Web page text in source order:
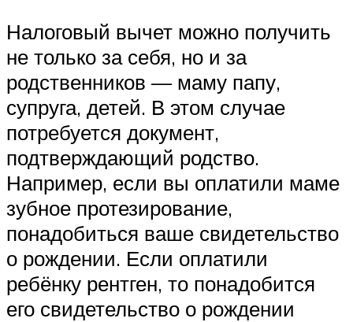
Налоговый вычет можно получить
не только за себя, но и за
родственников — маму папу,
супруга, детей. В этом случае
потребуется документ,
подтверждающий родство.
Например, если вы оплатили маме
зубное протезирование,
понадобиться ваше свидетельство
о рождении. Если оплатили
ребёнку рентген, то понадобится
его свидетельство о рождении